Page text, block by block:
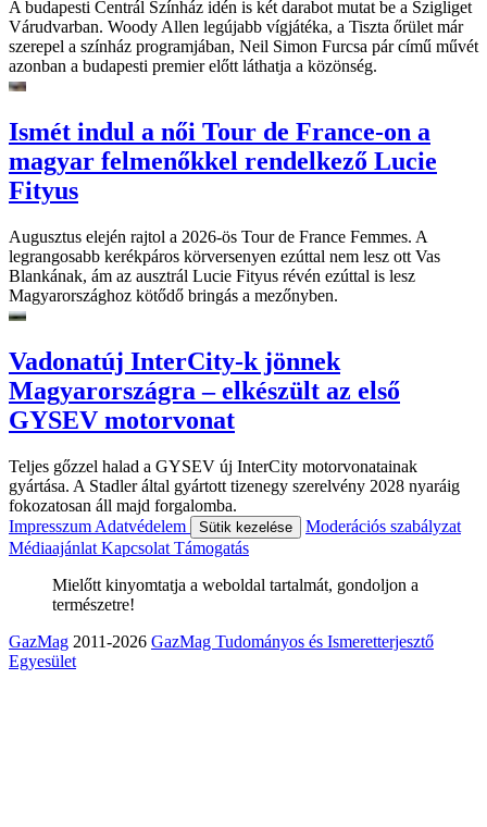
A budapesti Centrál Színház idén is két darabot mutat be a Szigliget
Várudvarban. Woody Allen legújabb vígjátéka, a Tiszta őrület már
szerepel a színház programjában, Neil Simon Furcsa pár című művét
azonban a budapesti premier előtt láthatja a közönség.
Ismét indul a női Tour de France-on a
magyar felmenőkkel rendelkező Lucie
Fityus
Augusztus elején rajtol a 2026-ös Tour de France Femmes. A
legrangosabb kerékpáros körversenyen ezúttal nem lesz ott Vas
Blankának, ám az ausztrál Lucie Fityus révén ezúttal is lesz
Magyarországhoz kötődő bringás a mezőnyben.
Vadonatúj InterCity-k jönnek
Magyarországra – elkészült az első
GYSEV motorvonat
Teljes gőzzel halad a GYSEV új InterCity motorvonatainak
gyártása. A Stadler által gyártott tizenegy szerelvény 2028 nyaráig
fokozatosan áll majd forgalomba.
Impresszum Adatvédelem Sütik kezelése
Moderációs szabályzat
Médiaajánlat Kapcsolat Támogatás
Mielőtt kinyomtatja a weboldal tartalmát, gondoljon a
természetre!
GazMag 2011-2026 GazMag Tudományos és Ismeretterjesztő
Egyesület